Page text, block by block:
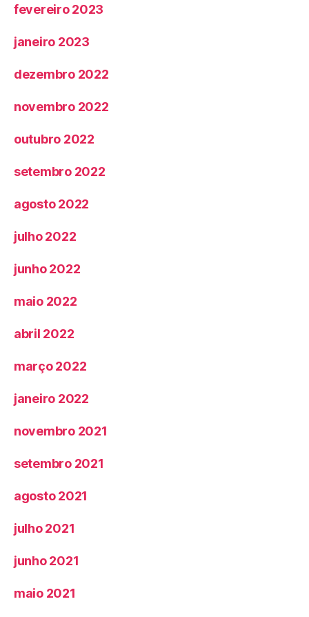
fevereiro 2023
janeiro 2023
dezembro 2022
novembro 2022
outubro 2022
setembro 2022
agosto 2022
julho 2022
junho 2022
maio 2022
abril 2022
março 2022
janeiro 2022
novembro 2021
setembro 2021
agosto 2021
julho 2021
junho 2021
maio 2021